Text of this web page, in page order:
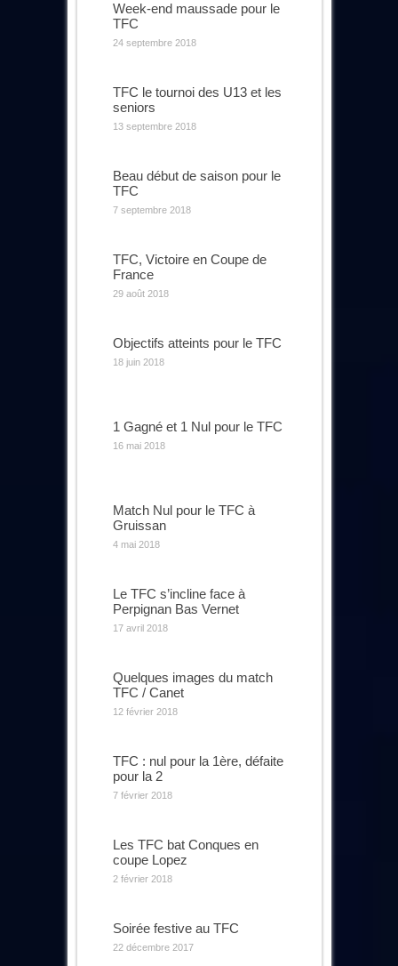
Week-end maussade pour le
TFC
24 septembre 2018
TFC le tournoi des U13 et les
seniors
13 septembre 2018
Beau début de saison pour le
TFC
7 septembre 2018
TFC, Victoire en Coupe de
France
29 août 2018
Objectifs atteints pour le TFC
18 juin 2018
1 Gagné et 1 Nul pour le TFC
16 mai 2018
Match Nul pour le TFC à
Gruissan
4 mai 2018
Le TFC s’incline face à
Perpignan Bas Vernet
17 avril 2018
Quelques images du match
TFC / Canet
12 février 2018
TFC : nul pour la 1ère, défaite
pour la 2
7 février 2018
Les TFC bat Conques en
coupe Lopez
2 février 2018
Soirée festive au TFC
22 décembre 2017